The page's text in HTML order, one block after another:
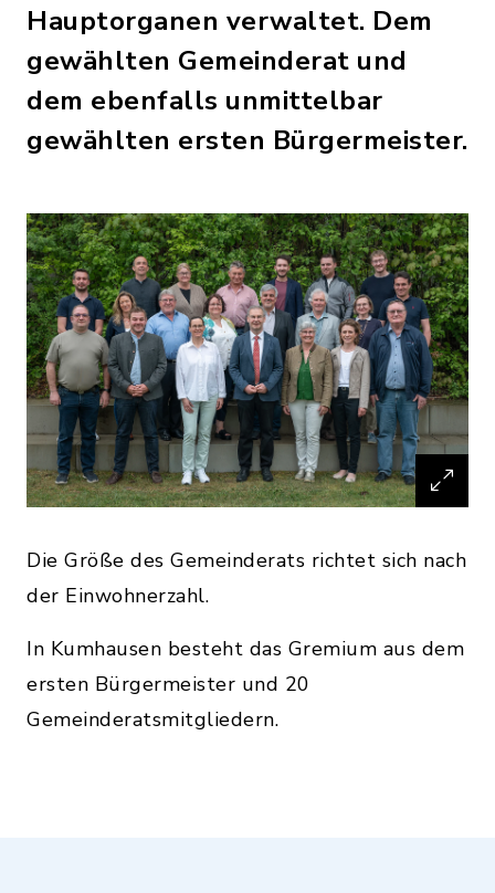
Hauptorganen verwaltet. Dem
gewählten Gemeinderat und
dem ebenfalls unmittelbar
gewählten ersten Bürgermeister.
Die Größe des Gemeinderats richtet sich nach
der Einwohnerzahl.
In Kumhausen besteht das Gremium aus dem
ersten Bürgermeister und 20
Gemeinderatsmitgliedern.